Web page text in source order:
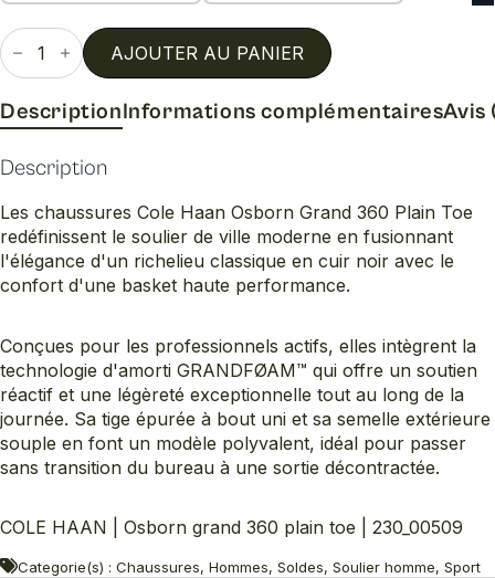
quantité
de
Osborn
360
plain
AJOUTER AU PANIER
DescriptionInformations complémentairesAvis
Description
Les chaussures Cole Haan Osborn Grand 360 Plain Toe
redéfinissent le soulier de ville moderne en fusionnant
l'élégance d'un richelieu classique en cuir noir avec le
confort d'une basket haute performance.
Conçues pour les professionnels actifs, elles intègrent la
technologie d'amorti GRANDFØAM™ qui offre un soutien
réactif et une légèreté exceptionnelle tout au long de la
journée. Sa tige épurée à bout uni et sa semelle extérieure
souple en font un modèle polyvalent, idéal pour passer
sans transition du bureau à une sortie décontractée.
COLE HAAN | Osborn grand 360 plain toe | 230_00509
Categorie(s) : Chaussures, Hommes, Soldes, Soulier homme, Sport